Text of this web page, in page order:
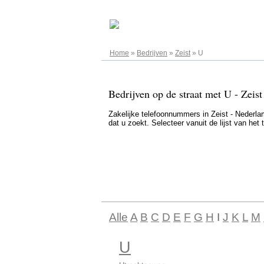
Home » Bedrijven » Zeist» U
Bedrijven op de straat met U -
Zakelijke telefoonnummers in Zeist -
dat u zoekt. Selecteer vanuit de lijst van het
Alle A B C D E F G H I J K L M
U